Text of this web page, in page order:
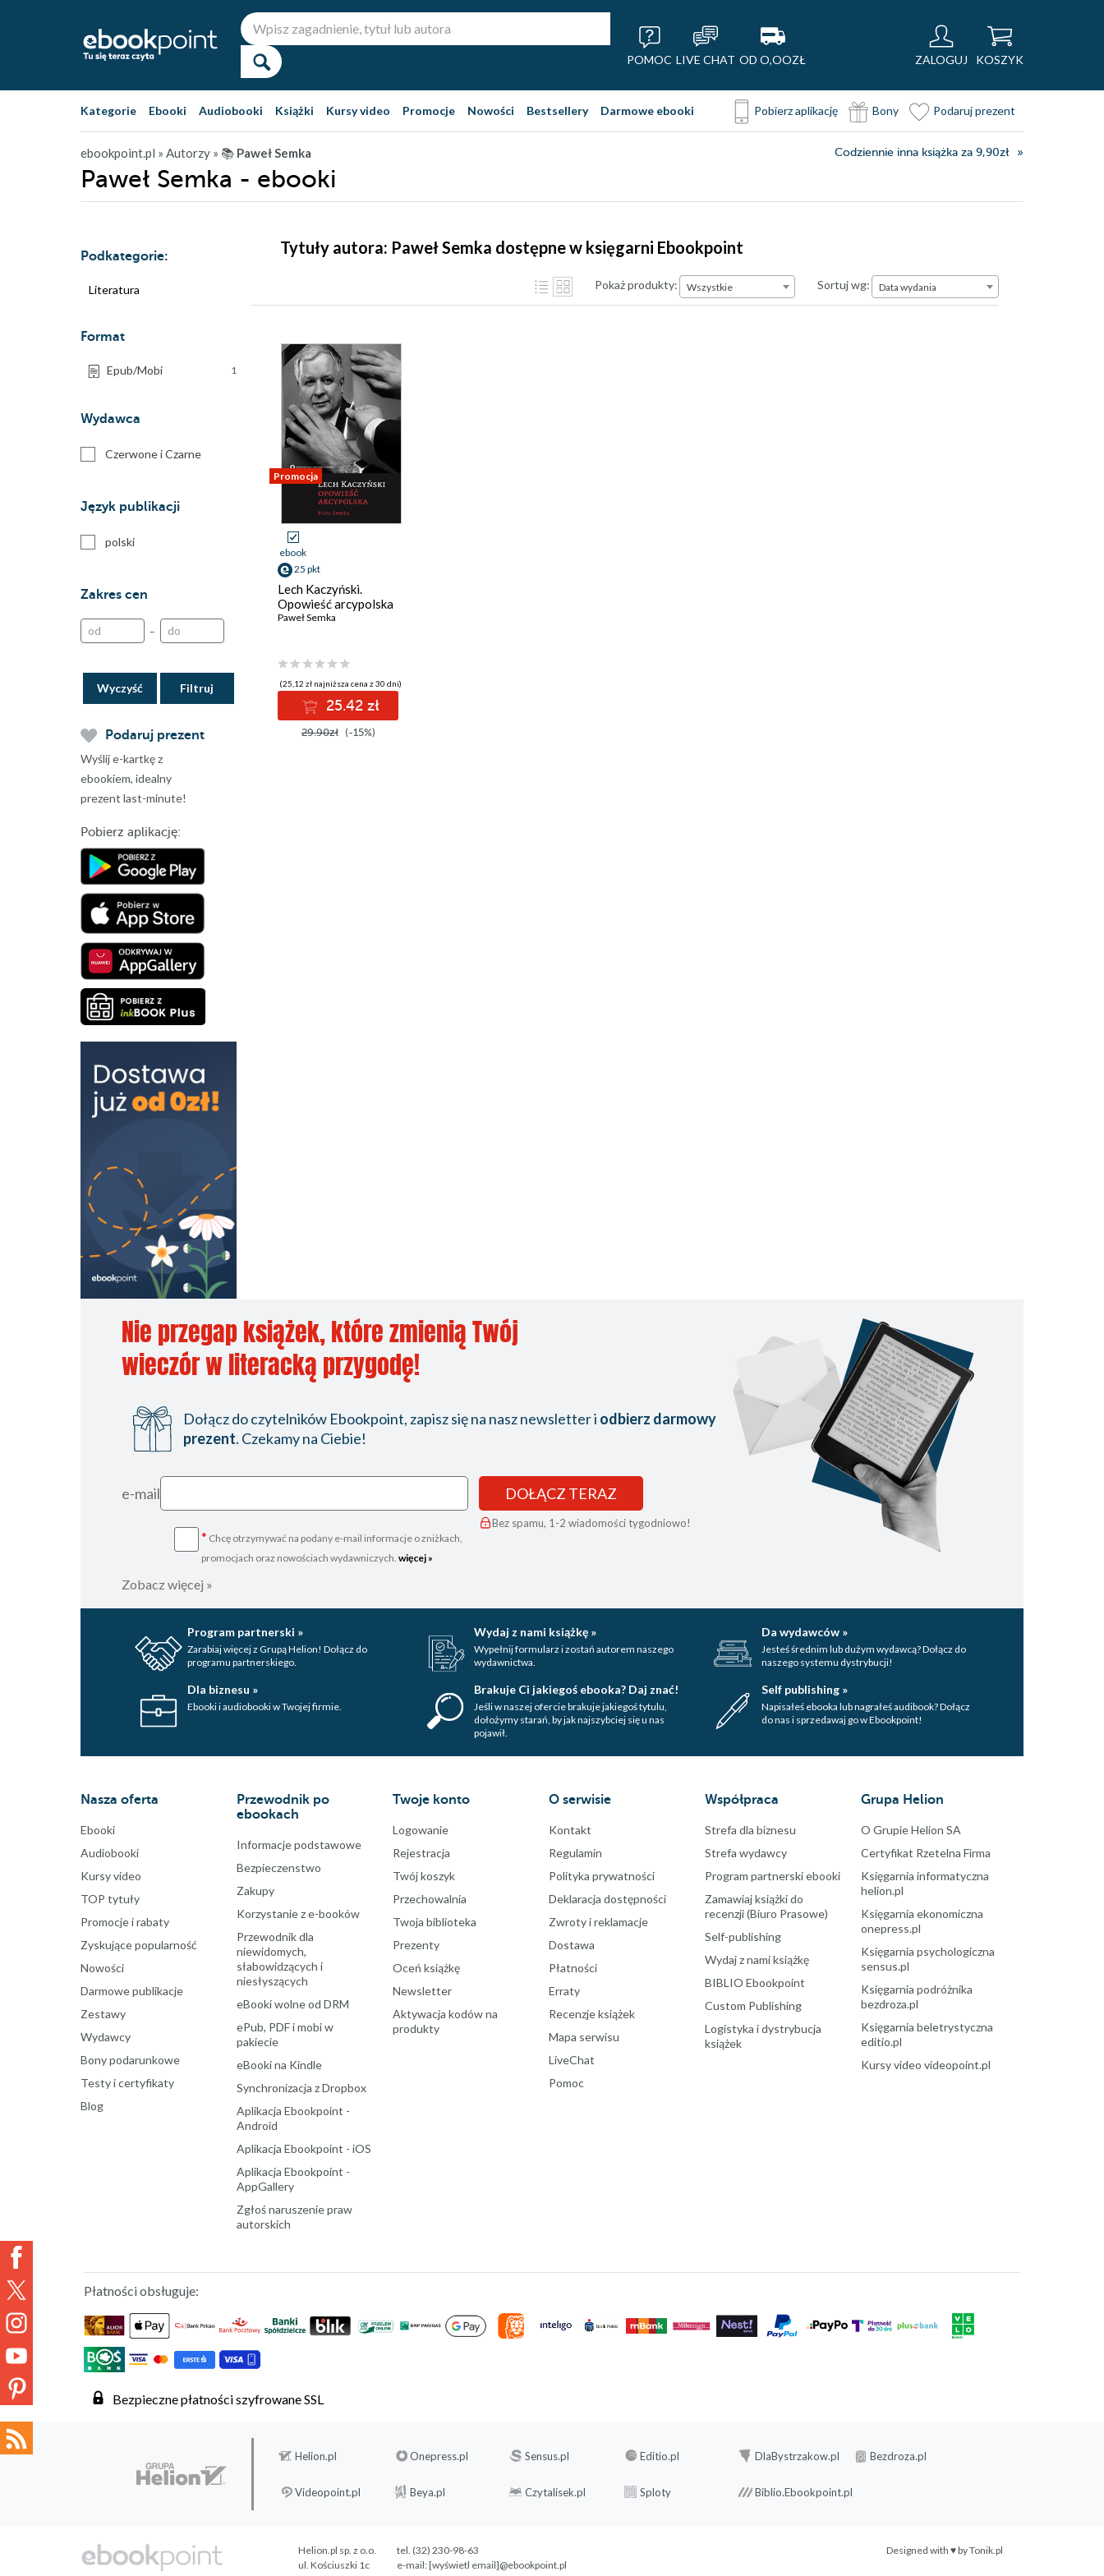
POMOC LIVE CHAT OD O,OOZŁ ZALOGUJ KOSZYK
Kategorie Ebooki Audiobooki Książki Kursy video Promocje Nowości Bestsellery Darmowe ebooki Pobierz aplikację Bony Podaruj prezent
ebookpoint.pl » Autorzy » 📚 Paweł Semka Codziennie inna książka za 9,90zł
Paweł Semka - ebooki
Podkategorie:
Literatura
Format
Epub/Mobi 1
Wydawca
Czerwone i Czarne
Język publikacji
polski
Zakres cen
–
Wyczyść
Podaruj prezent
Wyślij e-kartkę z
ebookiem, idealny
prezent last-minute!
Pobierz aplikację:
Tytuły autora: Paweł Semka dostępne w księgarni Ebookpoint
Pokaż produkty: Wszystkie Sortuj wg:Data wydania
Data wydania
Promocja
ebook
25 pkt
Lech Kaczyński.
Opowieść arcypolska
Paweł Semka
(25,12 zł najniższa cena z 30 dni)
25.42 zł
29.90zł (-15%)
Nie przegap książek, które zmienią Twój
wieczór w literacką przygodę!
Dołącz do czytelników Ebookpoint, zapisz się na nasz newsletter i odbierz darmowy
prezent. Czekamy na Ciebie!
e-mail
* Chcę otrzymywać na podany e-mail informacje o zniżkach,
promocjach oraz nowościach wydawniczych. więcej »
DOŁĄCZ TERAZ
Bez spamu, 1-2 wiadomości tygodniowo!
Zobacz więcej »
Program partnerski »
Zarabiaj więcej z Grupą Helion! Dołącz do
programu partnerskiego.
Wydaj z nami książkę »
Wypełnij formularz i zostań autorem naszego
wydawnictwa.
Da wydawców »
Jesteś średnim lub dużym wydawcą? Dołącz do
naszego systemu dystrybucji!
Dla biznesu »
Ebooki i audiobooki w Twojej firmie.
Brakuje Ci jakiegoś ebooka? Daj znać!
Jeśli w naszej ofercie brakuje jakiegoś tytulu,
dołożymy starań, by jak najszybciej się u nas
pojawił.
Self publishing »
Napisałeś ebooka lub nagrałeś audibook? Dołącz
do nas i sprzedawaj go w Ebookpoint!
Nasza oferta
Ebooki
Audiobooki
Kursy video
TOP tytuły
Promocje i rabaty
Zyskujące popularność
Nowości
Darmowe publikacje
Zestawy
Wydawcy
Bony podarunkowe
Testy i certyfikaty
Blog
Przewodnik po
ebookach
Informacje podstawowe
Bezpieczenstwo
Zakupy
Korzystanie z e-booków
Przewodnik dla
niewidomych,
słabowidzących i
niesłyszących
eBooki wolne od DRM
ePub, PDF i mobi w
pakiecie
eBooki na Kindle
Synchronizacja z Dropbox
Aplikacja Ebookpoint -
Android
Aplikacja Ebookpoint - iOS
Aplikacja Ebookpoint -
AppGallery
Zgłoś naruszenie praw
autorskich
Twoje konto
Logowanie
Rejestracja
Twój koszyk
Przechowalnia
Twoja biblioteka
Prezenty
Oceń książkę
Newsletter
Aktywacja kodów na
produkty
O serwisie
Kontakt
Regulamin
Polityka prywatności
Deklaracja dostępności
Zwroty i reklamacje
Dostawa
Płatności
Erraty
Recenzje książek
Mapa serwisu
LiveChat
Pomoc
Współpraca
Strefa dla biznesu
Strefa wydawcy
Program partnerski ebooki
Zamawiaj książki do
recenzji (Biuro Prasowe)
Self-publishing
Wydaj z nami książkę
BIBLIO Ebookpoint
Custom Publishing
Logistyka i dystrybucja
książek
Grupa Helion
O Grupie Helion SA
Certyfikat Rzetelna Firma
Księgarnia informatyczna
helion.pl
Księgarnia ekonomiczna
onepress.pl
Księgarnia psychologiczna
sensus.pl
Księgarnia podróżnika
bezdroza.pl
Księgarnia beletrystyczna
editio.pl
Kursy video videopoint.pl
Płatności obsługuje:
Bezpieczne płatności szyfrowane SSL
Helion.pl Onepress.pl Sensus.pl Editio.pl DlaBystrzakow.pl Bezdroza.pl
Videopoint.pl Beya.pl Czytalisek.pl Sploty Biblio.Ebookpoint.pl
Designed with ♥ byTonik.pl
Helion.pl sp. z o.o.
ul. Kościuszki 1c
tel. (32) 230-98-63
e-mail:[wyświetl email]@ebookpoint.pl